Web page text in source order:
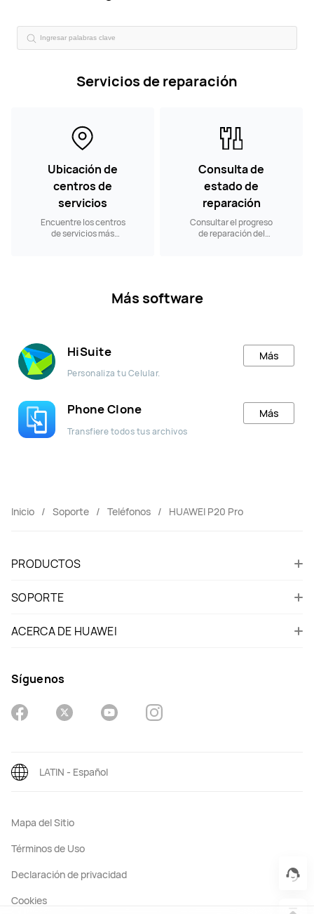
Servicios de reparación
Ubicación de
centros de
servicios
Encuentre los centros
de servicios más
Consulta de
estado de
reparación
Consultar el progreso
de reparación del
Más software
HiSuite
Personaliza tu Celular.
Más
Phone Clone
Transfiere todos tus archivos
Más
Inicio Soporte Teléfonos HUAWEI P20 Pro
PRODUCTOS
SOPORTE
ACERCA DE HUAWEI
Síguenos
Mapa del Sitio
Términos de Uso
Declaración de privacidad
Cookies
LATIN - Español